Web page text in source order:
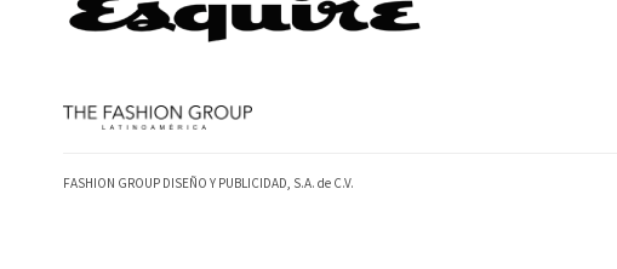
FASHION GROUP DISEÑO Y PUBLICIDAD, S.A. de C.V.